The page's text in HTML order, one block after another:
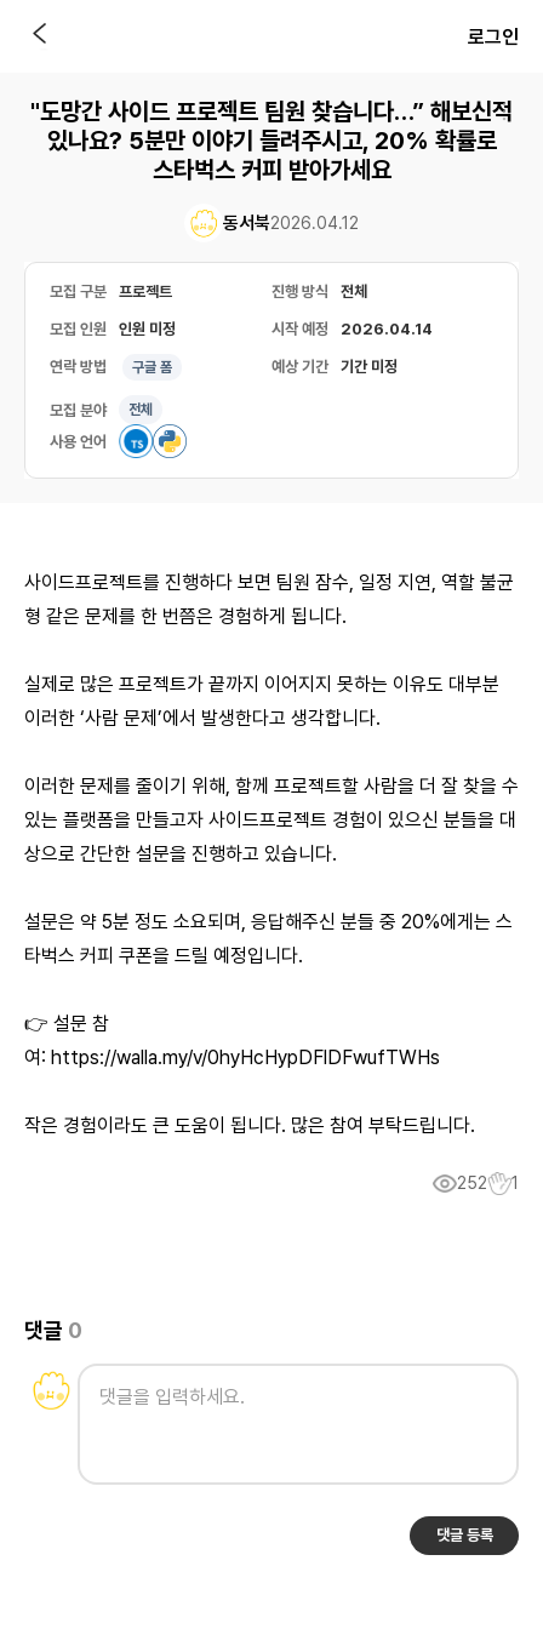
로그인
"도망간 사이드 프로젝트 팀원 찾습니다…” 해보신적
있나요? 5분만 이야기 들려주시고, 20% 확률로
스타벅스 커피 받아가세요
동서북2026.04.12
모집 구분 프로젝트 진행 방식 전체
모집 인원 인원 미정 시작 예정 2026.04.14
연락 방법 구글 폼 예상 기간 기간 미정
모집 분야 전체
사용 언어
사이드프로젝트를 진행하다 보면 팀원 잠수, 일정 지연, 역할 불균
형 같은 문제를 한 번쯤은 경험하게 됩니다.
실제로 많은 프로젝트가 끝까지 이어지지 못하는 이유도 대부분
이러한 ‘사람 문제’에서 발생한다고 생각합니다.
이러한 문제를 줄이기 위해, 함께 프로젝트할 사람을 더 잘 찾을 수
있는 플랫폼을 만들고자 사이드프로젝트 경험이 있으신 분들을 대
상으로 간단한 설문을 진행하고 있습니다.
설문은 약 5분 정도 소요되며, 응답해주신 분들 중 20%에게는 스
타벅스 커피 쿠폰을 드릴 예정입니다.
👉 설문 참
여: https://walla.my/v/0hyHcHypDFlDFwufTWHs
작은 경험이라도 큰 도움이 됩니다. 많은 참여 부탁드립니다.
252 1
댓글 0
댓글 등록